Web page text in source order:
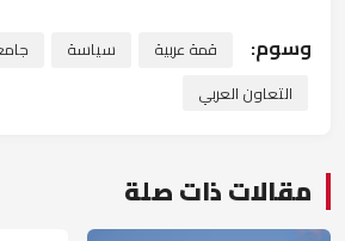
وسوم: قمة عربية سياسة
التعاون العربي
مقالات ذات صلة